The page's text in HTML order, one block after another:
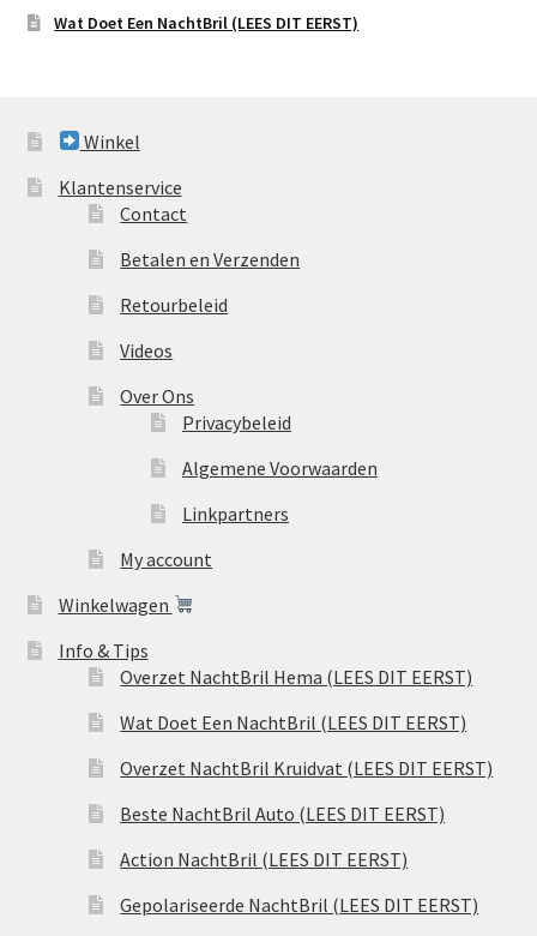
Wat Doet Een NachtBril (LEES DIT EERST)
Winkel
Klantenservice
Contact
Betalen en Verzenden
Retourbeleid
Videos
Over Ons
Privacybeleid
Algemene Voorwaarden
Linkpartners
My account
Winkelwagen
Info & Tips
Overzet NachtBril Hema (LEES DIT EERST)
Wat Doet Een NachtBril (LEES DIT EERST)
Overzet NachtBril Kruidvat (LEES DIT EERST)
Beste NachtBril Auto (LEES DIT EERST)
Action NachtBril (LEES DIT EERST)
Gepolariseerde NachtBril (LEES DIT EERST)